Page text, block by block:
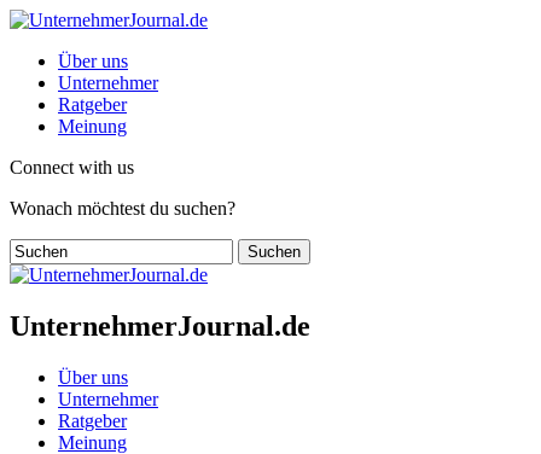
Über uns
Unternehmer
Ratgeber
Meinung
Connect with us
Wonach möchtest du suchen?
UnternehmerJournal.de
Über uns
Unternehmer
Ratgeber
Meinung